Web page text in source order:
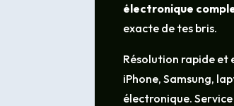
électronique
exacte de tes bris.
Résolution rapide et
iPhone, Samsung,
électronique.